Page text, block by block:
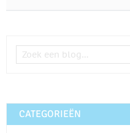
CATEGORIEËN